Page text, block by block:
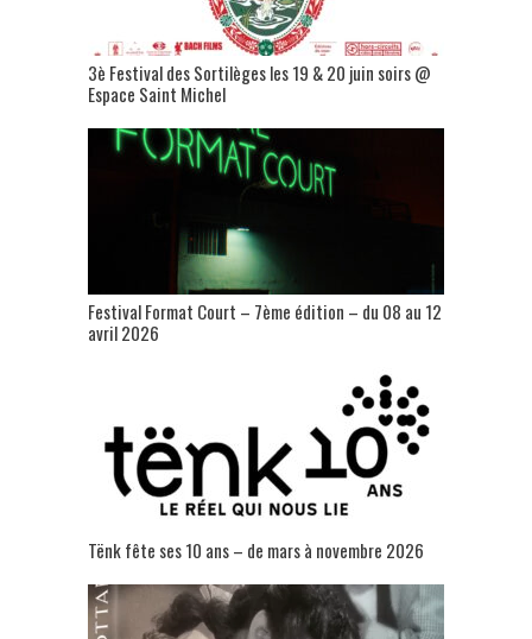
3è Festival des Sortilèges les 19 & 20 juin soirs @
Espace Saint Michel
Festival Format Court – 7ème édition – du 08 au 12
avril 2026
Tënk fête ses 10 ans – de mars à novembre 2026